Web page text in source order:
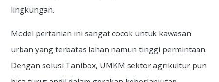
lingkungan.
Model pertanian ini sangat cocok untuk kawasan
urban yang terbatas lahan namun tinggi permintaan.
Dengan solusi Tanibox, UMKM sektor agrikultur pun